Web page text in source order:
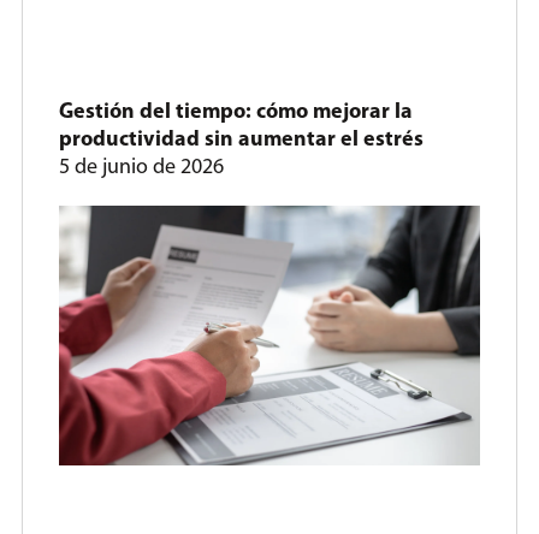
Gestión del tiempo: cómo mejorar la
productividad sin aumentar el estrés
5 de junio de 2026